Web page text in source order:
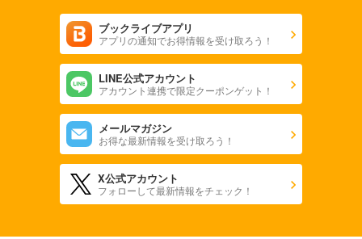
ブックライブアプリ
アプリの通知でお得情報を受け取ろう！
LINE公式アカウント
アカウント連携で限定クーポンゲット！
メールマガジン
お得な最新情報を受け取ろう！
X公式アカウント
フォローして最新情報をチェック！